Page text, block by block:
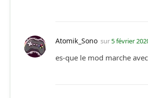
Atomik_Sono sur5 février
es-que le mod marche